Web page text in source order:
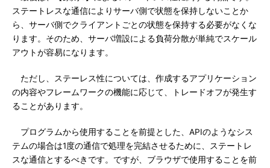
ステートレスな通信によりサーバ側で状態を保持しないことか
ら、サーバ側でクライアントごとの状態を保持する必要がなくな
ります。そのため、サーバ増設による負荷分散が単純でスケール
アウトが容易になります。
ただし、ステーレス性については、作成するアプリケーション
の内容やフレームワークの機能に応じて、トレードオフが発生す
ることがあります。
プログラムから使用することを前提とした、APIのようなシス
テムの場合は1度の通信で処理を完結させるために、ステートレ
スな通信とするべきです。ですが、ブラウザで使用することを前